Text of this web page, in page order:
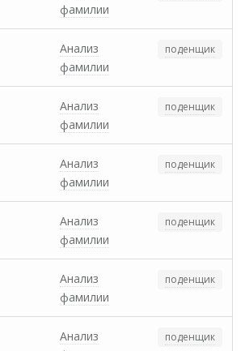
фамилии
Анализ
фамилии
поденщик
Анализ
фамилии
поденщик
Анализ
фамилии
поденщик
Анализ
фамилии
поденщик
Анализ
фамилии
поденщик
Анализ
поденщик